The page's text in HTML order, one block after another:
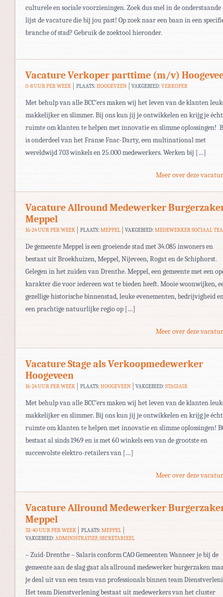
culturele en sociale voorzieningen. Zoek dus snel in de onderstaande
lijst de vacature die bij jou past! Op zoek naar een baan in een
branche of stad? Gebruik de zoektool hieronder.
Vacature Verkoper parttime (m/v)
0-8 UUR PER WEEK PLAATS: HOOGEVEEN VAKGEBIED:VERKOPER
Met behulp van alle BCC’ers maken wij het leven van de klanten
makkelijker en slimmer. Bij ons kun jij je ontwikkelen en krijg je
ruimte om klanten te helpen met innovatie en slimme oplossingen!
is onderdeel van het Franse Fnac-Darty, een multinational met
wereldwijd 703 winkels en 25.000 medewerkers. Werken bij […]
Meer over deze
Vacature Allround Medewerker
Meppel
16-24 UUR PER WEEK PLAATS: MEPPEL VAKGEBIED:MEDEWERKER SOCIAAL
De gemeente Meppel is een groeiende stad met 34.085 inwoners en
bestaat uit Broekhuizen, Meppel, Nijeveen, Rogat en de Schiphorst.
Gelegen in het zuiden van Drenthe. Meppel, een gemeente met een
karakter die voor iedereen wat te bieden heeft. Mooie woonwijken,
gezellige historische binnenstad, leuke evenementen, bedrijvigheid
een prachtige natuurlijke regio op […]
Meer over deze
Vacature Stage als Verkoopmedewerker
Hoogeveen
16-24 UUR PER WEEK PLAATS: HOOGEVEEN VAKGEBIED:STAGIAIR
Met behulp van alle BCC’ers maken wij het leven van de klanten
makkelijker en slimmer. Bij ons kun jij je ontwikkelen en krijg je
ruimte om klanten te helpen met innovatie en slimme oplossingen!
bestaat al sinds 1969 en is met 60 winkels een van de grootste en
succesvolste elektro-retailers van […]
Meer over deze
Vacature Allround Medewerker
Meppel
32-40 UUR PER WEEK PLAATS: MEPPEL
VAKGEBIED: ADMINISTRATIEF, SECRETARIEEL
– Zuid-Drenthe – Salaris conform CAO Gemeenten Wanneer je bij de
gemeente aan de slag gaat als allround medewerker burgerzaken
je deal uit van een team van professionals binnen team
Het team Dienstverlening bestaat uit medewerkers van het cluster